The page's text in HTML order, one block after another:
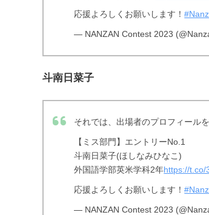
応援よろしくお願いします！
— NANZAN Contest 2023
斗南日菜子
それでは、出場者のプロフィール
【ミス部門】エントリーNo.1
斗南日菜子(ほしなみひなこ)
外国語学部英米学科2年https://t.co/
応援よろしくお願いします！
— NANZAN Contest 2023